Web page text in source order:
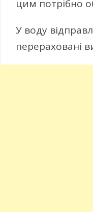
цим потрібно
У воду
перераховані